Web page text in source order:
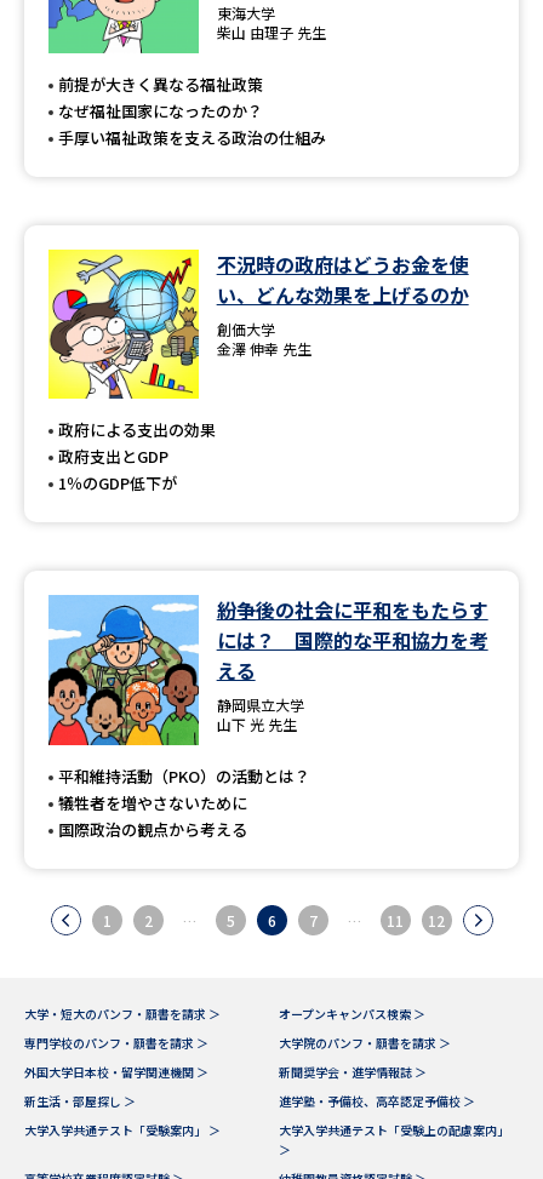
東海大学
柴山 由理子 先生
前提が大きく異なる福祉政策
なぜ福祉国家になったのか？
手厚い福祉政策を支える政治の仕組み
不況時の政府はどうお金を使
い、どんな効果を上げるのか
創価大学
金澤 伸幸 先生
政府による支出の効果
政府支出とGDP
1％のGDP低下が
紛争後の社会に平和をもたらす
には？ 国際的な平和協力を考
える
静岡県立大学
山下 光 先生
平和維持活動（PKO）の活動とは？
犠牲者を増やさないために
国際政治の観点から考える
1 2 … 5 6 7 … 11 12
大学・短大のパンフ・願書を請求 ＞
オープンキャンパス検索 ＞
専門学校のパンフ・願書を請求 ＞
大学院のパンフ・願書を請求 ＞
外国大学日本校・留学関連機関 ＞
新聞奨学会・進学情報誌 ＞
新生活・部屋探し ＞
進学塾・予備校、高卒認定予備校 ＞
大学入学共通テスト「受験案内」 ＞
大学入学共通テスト「受験上の配慮案内」
＞